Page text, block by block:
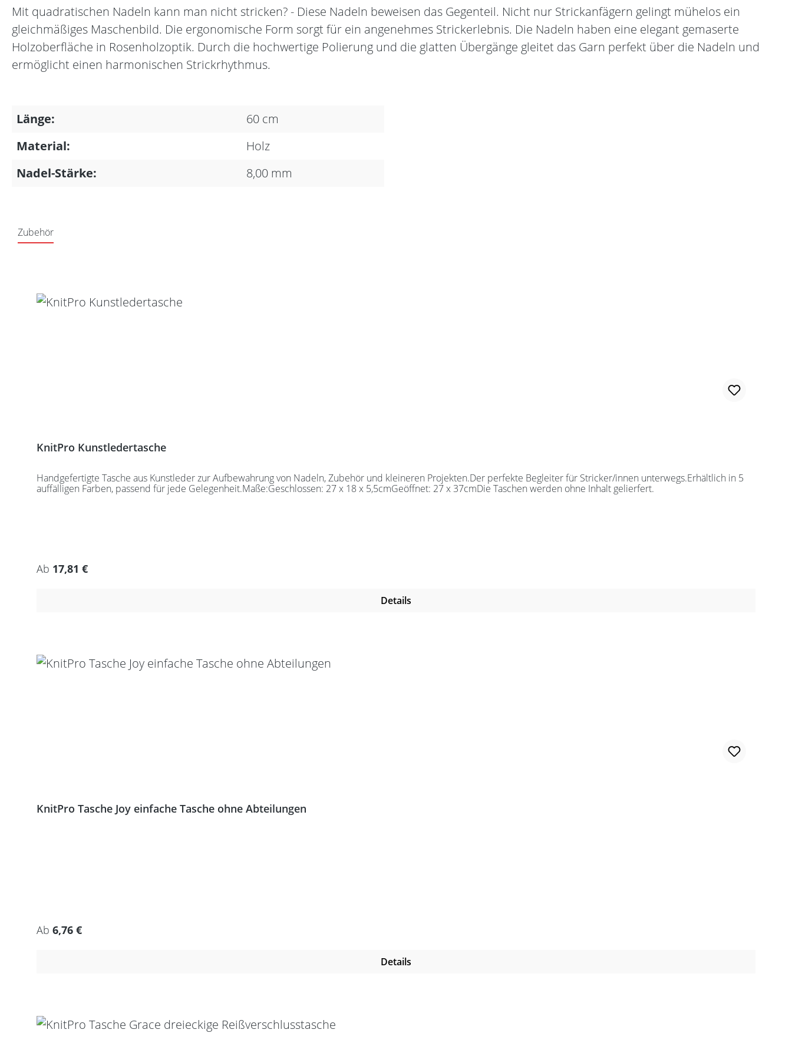
Mit quadratischen Nadeln kann man nicht stricken? - Diese Nadeln beweisen das Gegenteil. Nicht nur Strickanfägern gelingt mühelos ein
gleichmäßiges Maschenbild. Die ergonomische Form sorgt für ein angenehmes Strickerlebnis. Die Nadeln haben eine elegant gemaserte
Holzoberfläche in Rosenholzoptik. Durch die hochwertige Polierung und die glatten Übergänge gleitet das Garn perfekt über die Nadeln und
ermöglicht einen harmonischen Strickrhythmus.
Länge:
60 cm
Material:
Holz
Nadel-Stärke:
8,00 mm
Zubehör
KnitPro Kunstledertasche
Handgefertigte Tasche aus Kunstleder zur Aufbewahrung von Nadeln, Zubehör und kleineren Projekten.Der perfekte Begleiter für Stricker/innen unterwegs.Erhältlich in 5
auffälligen Farben, passend für jede Gelegenheit.Maße:Geschlossen: 27 x 18 x 5,5cmGeöffnet: 27 x 37cmDie Taschen werden ohne Inhalt gelierfert.
Regulärer Preis:
Ab 17,81 €
Details
KnitPro Tasche Joy einfache Tasche ohne Abteilungen
Regulärer Preis:
Ab 6,76 €
Details